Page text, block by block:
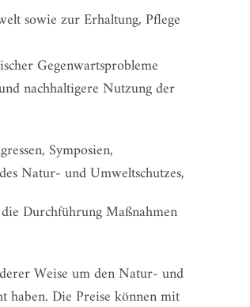
sowie zur Erhaltung, Pflege
Gegenwartsprobleme
nachhaltigere Nutzung der
Symposien,
Natur- und Umweltschutzes,
Durchführung Maßnahmen
Weise um den Natur- und
haben. Die Preise können mit